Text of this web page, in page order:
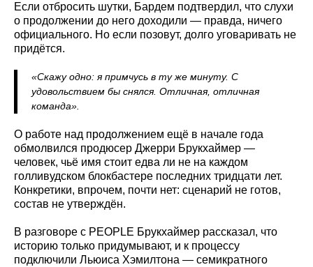
Если отбросить шутки, Бардем подтвердил, что слухи
о продолжении до него доходили — правда, ничего
официального. Но если позовут, долго уговаривать не
придётся.
«Скажу одно: я примчусь в ту же минуту. С
удовольствием бы снялся. Отличная, отличная
команда».
О работе над продолжением ещё в начале года
обмолвился продюсер Джерри Брукхаймер —
человек, чьё имя стоит едва ли не на каждом
голливудском блокбастере последних тридцати лет.
Конкретики, впрочем, почти нет: сценарий не готов,
состав не утверждён.
В разговоре с PEOPLE Брукхаймер рассказал, что
историю только придумывают, и к процессу
подключили Льюиса Хэмилтона — семикратного